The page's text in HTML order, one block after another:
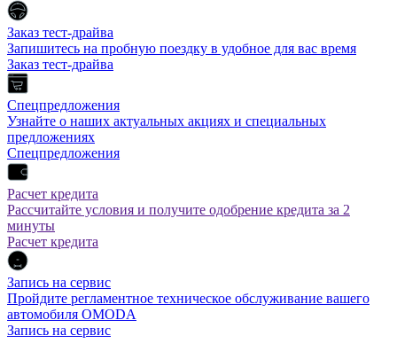
Заказ тест-драйва
Запишитесь на пробную поездку в удобное для вас время
Заказ тест-драйва
Спецпредложения
Узнайте о наших актуальных акциях и специальных
предложениях
Спецпредложения
Расчет кредита
Рассчитайте условия и получите одобрение кредита за 2
минуты
Расчет кредита
Запись на сервис
Пройдите регламентное техническое обслуживание вашего
автомобиля OMODA
Запись на сервис